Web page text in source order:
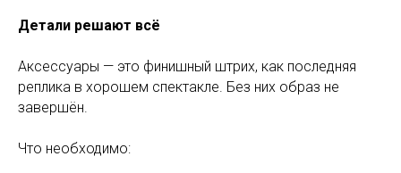
Детали решают всё
Аксессуары — это финишный штрих, как последняя
реплика в хорошем спектакле. Без них образ не
завершён.
Что необходимо: